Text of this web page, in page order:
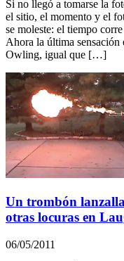
Si no llegó a tomarse la
el sitio, el momento y el
se moleste: el tiempo
Ahora la última
Owling, igual que […]
Un trombón
otras locuras en
06/05/2011